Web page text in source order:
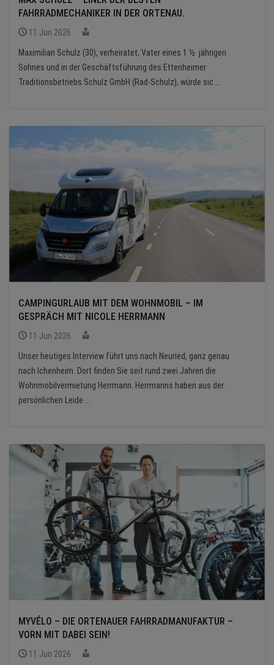
FAHRRADMECHANIKER IN DER ORTENAU.
11 Jun 2026
Maximilian Schulz (30), verheiratet, Vater eines 1 ½ jährigen
Sohnes und in der Geschäftsführung des Ettenheimer
Traditionsbetriebs Schulz GmbH (Rad-Schulz), würde sic ...
CAMPINGURLAUB MIT DEM WOHNMOBIL – IM
GESPRÄCH MIT NICOLE HERRMANN
11 Jun 2026
Unser heutiges Interview führt uns nach Neuried, ganz genau
nach Ichenheim. Dort finden Sie seit rund zwei Jahren die
Wohnmobilvermietung Herrmann. Herrmanns haben aus der
persönlichen Leide ...
MYVÉLO – DIE ORTENAUER FAHRRADMANUFAKTUR –
VORN MIT DABEI SEIN!
11 Jun 2026